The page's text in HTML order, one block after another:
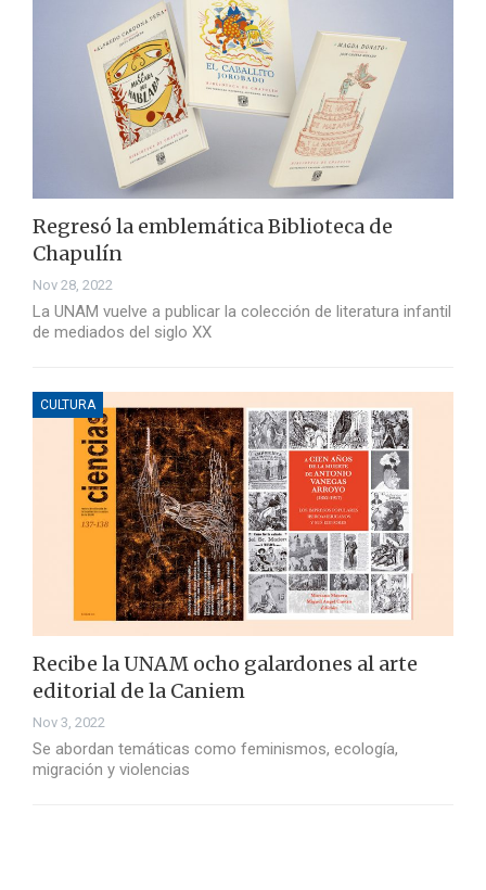
Regresó la emblemática Biblioteca de
Chapulín
Nov 28, 2022
La UNAM vuelve a publicar la colección de literatura infantil
de mediados del siglo XX
CULTURA
Recibe la UNAM ocho galardones al arte
editorial de la Caniem
Nov 3, 2022
Se abordan temáticas como feminismos, ecología,
migración y violencias